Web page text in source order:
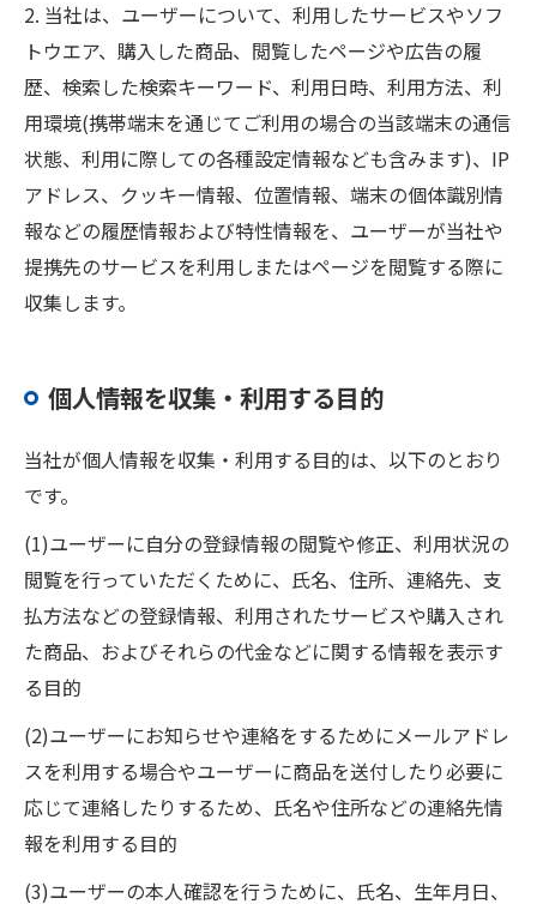
2. 当社は、ユーザーについて、利用したサービスやソフ
トウエア、購入した商品、閲覧したページや広告の履
歴、検索した検索キーワード、利用日時、利用方法、利
用環境(携帯端末を通じてご利用の場合の当該端末の通信
状態、利用に際しての各種設定情報なども含みます)、IP
アドレス、クッキー情報、位置情報、端末の個体識別情
報などの履歴情報および特性情報を、ユーザーが当社や
提携先のサービスを利用しまたはページを閲覧する際に
収集します。
個人情報を収集・利用する目的
当社が個人情報を収集・利用する目的は、以下のとおり
です。
(1)ユーザーに自分の登録情報の閲覧や修正、利用状況の
閲覧を行っていただくために、氏名、住所、連絡先、支
払方法などの登録情報、利用されたサービスや購入され
た商品、およびそれらの代金などに関する情報を表示す
る目的
(2)ユーザーにお知らせや連絡をするためにメールアドレ
スを利用する場合やユーザーに商品を送付したり必要に
応じて連絡したりするため、氏名や住所などの連絡先情
報を利用する目的
(3)ユーザーの本人確認を行うために、氏名、生年月日、